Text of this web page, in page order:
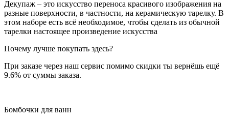
Декупаж – это искусство переноса красивого изображения на
разные поверхности, в частности, на керамическую тарелку. В
этом наборе есть всё необходимое, чтобы сделать из обычной
тарелки настоящее произведение искусства
Почему лучше покупать здесь?
При заказе через наш сервис помимо скидки ты вернёшь ещё
9.6% от суммы заказа.
Бомбочки для ванн